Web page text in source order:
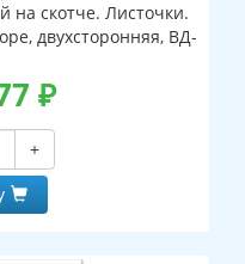
скотче. Листочки.
двухсторонняя, ВД-
₽
+